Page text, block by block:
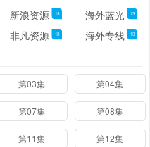
新浪资源 13 海外蓝光 13
非凡资源 13 海外专线 13
第03集 第04集
第07集 第08集
第11集 第12集